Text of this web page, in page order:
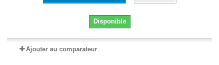
Disponible
Ajouter au comparateur